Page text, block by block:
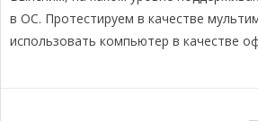
g
r
b
o
a
d
L
i
а
в
в ОС. Протестируем в качестве
использовать компьютер в качестве